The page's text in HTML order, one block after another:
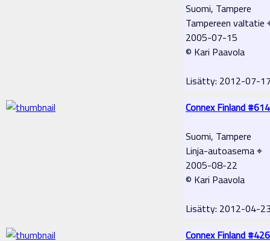
Suomi, Tampere
Tampereen valtatie
2005-07-15
© Kari Paavola
Lisätty: 2012-07-
Connex Finland #614
Suomi, Tampere
Linja-autoasema ⌖
2005-08-22
© Kari Paavola
Lisätty: 2012-04-
Connex Finland #426